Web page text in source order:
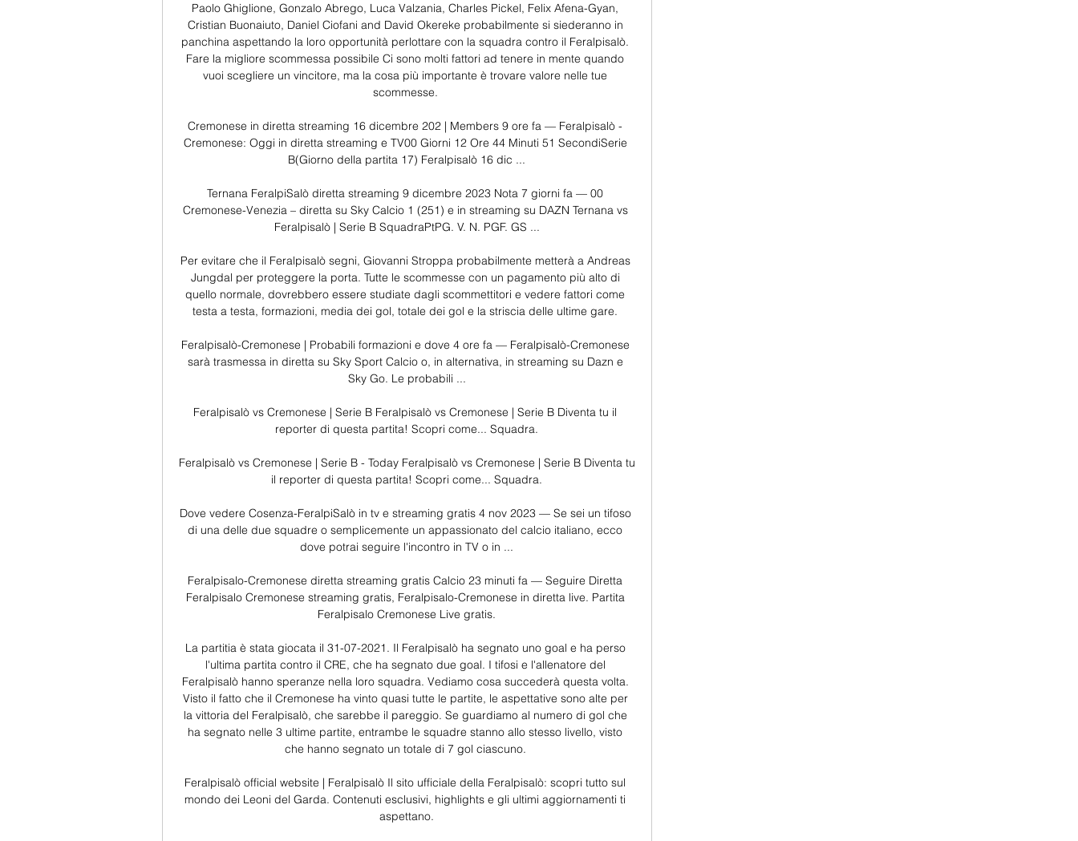
Paolo Ghiglione, Gonzalo Abrego, Luca Valzania, Charles Pickel, Felix Afena-Gyan,
Cristian Buonaiuto, Daniel Ciofani and David Okereke probabilmente si siederanno in
panchina aspettando la loro opportunità perlottare con la squadra contro il Feralpisalò.
Fare la migliore scommessa possibile Ci sono molti fattori ad tenere in mente quando
vuoi scegliere un vincitore, ma la cosa più importante è trovare valore nelle tue
scommesse.
Cremonese in diretta streaming 16 dicembre 202 | Members 9 ore fa — Feralpisalò -
Cremonese: Oggi in diretta streaming e TV00 Giorni 12 Ore 44 Minuti 51 SecondiSerie
B(Giorno della partita 17) Feralpisalò 16 dic ...
Ternana FeralpiSalò diretta streaming 9 dicembre 2023 Nota 7 giorni fa — 00
Cremonese-Venezia – diretta su Sky Calcio 1 (251) e in streaming su DAZN Ternana vs
Feralpisalò | Serie B SquadraPtPG. V. N. PGF. GS ...
Per evitare che il Feralpisalò segni, Giovanni Stroppa probabilmente metterà a Andreas
Jungdal per proteggere la porta. Tutte le scommesse con un pagamento più alto di
quello normale, dovrebbero essere studiate dagli scommettitori e vedere fattori come
testa a testa, formazioni, media dei gol, totale dei gol e la striscia delle ultime gare.
Feralpisalò-Cremonese | Probabili formazioni e dove 4 ore fa — Feralpisalò-Cremonese
sarà trasmessa in diretta su Sky Sport Calcio o, in alternativa, in streaming su Dazn e
Sky Go. Le probabili ...
Feralpisalò vs Cremonese | Serie B Feralpisalò vs Cremonese | Serie B Diventa tu il
reporter di questa partita! Scopri come... Squadra.
Feralpisalò vs Cremonese | Serie B - Today Feralpisalò vs Cremonese | Serie B Diventa tu
il reporter di questa partita! Scopri come... Squadra.
Dove vedere Cosenza-FeralpiSalò in tv e streaming gratis 4 nov 2023 — Se sei un tifoso
di una delle due squadre o semplicemente un appassionato del calcio italiano, ecco
dove potrai seguire l'incontro in TV o in ...
Feralpisalo-Cremonese diretta streaming gratis Calcio 23 minuti fa — Seguire Diretta
Feralpisalo Cremonese streaming gratis, Feralpisalo-Cremonese in diretta live. Partita
Feralpisalo Cremonese Live gratis.
La partitia è stata giocata il 31-07-2021. Il Feralpisalò ha segnato uno goal e ha perso
l'ultima partita contro il CRE, che ha segnato due goal. I tifosi e l'allenatore del
Feralpisalò hanno speranze nella loro squadra. Vediamo cosa succederà questa volta.
Visto il fatto che il Cremonese ha vinto quasi tutte le partite, le aspettative sono alte per
la vittoria del Feralpisalò, che sarebbe il pareggio. Se guardiamo al numero di gol che
ha segnato nelle 3 ultime partite, entrambe le squadre stanno allo stesso livello, visto
che hanno segnato un totale di 7 gol ciascuno.
Feralpisalò official website | Feralpisalò Il sito ufficiale della Feralpisalò: scopri tutto sul
mondo dei Leoni del Garda. Contenuti esclusivi, highlights e gli ultimi aggiornamenti ti
aspettano.